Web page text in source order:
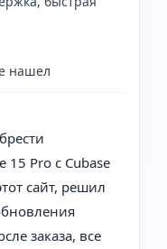
нашел
15 Pro с Cubase
сайт, решил
заказа, все